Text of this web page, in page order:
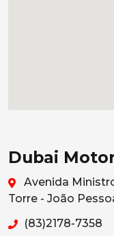
Dubai
Avenida
Torre - João
(83)2178-7358